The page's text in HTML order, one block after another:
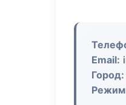
Email:
Город:
Режим